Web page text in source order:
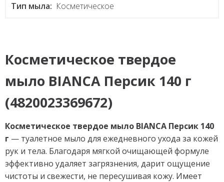
Тип мыла: Косметическое
Косметическое твердое
мыло BIANCA Персик 140 г
(4820023369672)
Косметическое твердое мыло BIANCA Персик 140
г — туалетное мыло для ежедневного ухода за кожей
рук и тела. Благодаря мягкой очищающей формуле
эффективно удаляет загрязнения, дарит ощущение
чистоты и свежести, не пересушивая кожу. Имеет